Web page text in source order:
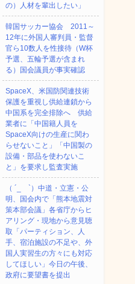
の）人材を輩出したい」
韓国サッカー協会 2011～
12年に外国人審判員・監督
官ら10数人を性接待（W杯
予選、五輪予選が含まれ
る）国会議員が事実確認
SpaceX、米国防関連技術
保護を重視し供給連鎖から
中国系を完全排除へ 供給
業者に「中国籍人員を
SpaceX向けの生産に関わ
らせないこと」「中国製の
設備・部品を使わないこ
と」を要求し監査実施
（ ´_ゝ`）中道・立憲・公
明、国会内で「熊本地震対
策本部会議」各省庁からヒ
アリング・現地から意見聴
取「パーティション、人
手、宿泊施設の不足や、外
国人実習生の方々にも対応
してほしい」今日の午後、
政府に要望書を提出